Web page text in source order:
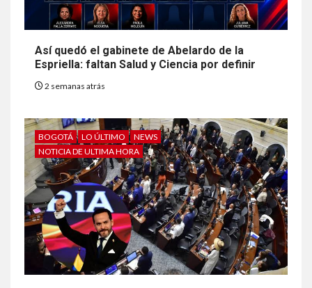
Así quedó el gabinete de Abelardo de la
Espriella: faltan Salud y Ciencia por definir
2 semanas atrás
BOGOTÁ LO ÚLTIMO
NEWS
NOTICIA DE ULTIMA HORA